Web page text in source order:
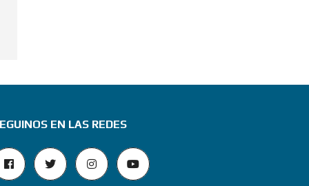
EN LAS REDES